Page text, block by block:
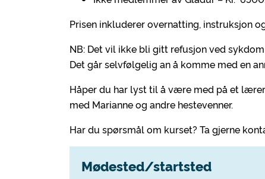
Prisen inkluderer overnatting, instruksjon
NB: Det vil ikke bli gitt refusjon ved
Det går selvfølgelig an å komme med en
Håper du har lyst til å være med på et
med Marianne og andre hestevenner.
Har du spørsmål om kurset? Ta gjerne
Mødested/startsted